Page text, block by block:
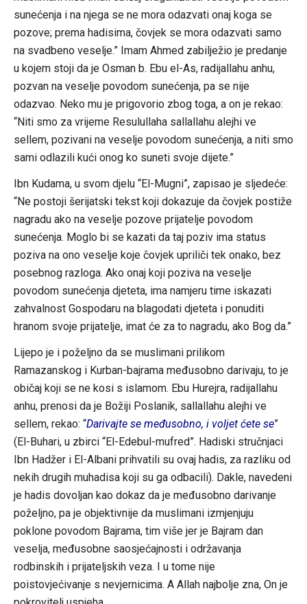
sunećenja i na njega se ne mora odazvati onaj koga se
pozove; prema hadisima, čovjek se mora odazvati samo
na svadbeno veselje.” Imam Ahmed zabilježio je predanje
u kojem stoji da je Osman b. Ebu el-As, radijallahu anhu,
pozvan na veselje povodom sunećenja, pa se nije
odazvao. Neko mu je prigovorio zbog toga, a on je rekao:
“Niti smo za vrijeme Resulullaha sallallahu alejhi ve
sellem, pozivani na veselje povodom sunećenja, a niti smo
sami odlazili kući onog ko suneti svoje dijete.”
Ibn Kudama, u svom djelu “El-Mugni”, zapisao je sljedeće:
“Ne postoji šerijatski tekst koji dokazuje da čovjek postiže
nagradu ako na veselje pozove prijatelje povodom
sunećenja. Moglo bi se kazati da taj poziv ima status
poziva na ono veselje koje čovjek upriliči tek onako, bez
posebnog razloga. Ako onaj koji poziva na veselje
povodom sunećenja djeteta, ima namjeru time iskazati
zahvalnost Gospodaru na blagodati djeteta i ponuditi
hranom svoje prijatelje, imat će za to nagradu, ako Bog da.”
Lijepo je i poželjno da se muslimani prilikom
Ramazanskog i Kurban-bajrama međusobno darivaju, to je
običaj koji se ne kosi s islamom. Ebu Hurejra, radijallahu
anhu, prenosi da je Božiji Poslanik, sallallahu alejhi ve
sellem, rekao: “Darivajte se međusobno, i voljet ćete se”
(El-Buhari, u zbirci “El-Edebul-mufred”. Hadiski stručnjaci
Ibn Hadžer i El-Albani prihvatili su ovaj hadis, za razliku od
nekih drugih muhadisa koji su ga odbacili). Dakle, navedeni
je hadis dovoljan kao dokaz da je međusobno darivanje
poželjno, pa je objektivnije da muslimani izmjenjuju
poklone povodom Bajrama, tim više jer je Bajram dan
veselja, međusobne saosjećajnosti i održavanja
rodbinskih i prijateljskih veza. I u tome nije
poistovjećivanje s nevjernicima. A Allah najbolje zna, On je